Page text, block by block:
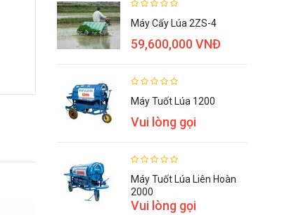
Máy Cấy Lúa 2ZS-4
59,600,000 VNĐ
Máy Tuốt Lúa 1200
Vui lòng gọi
Máy Tuốt Lúa Liên Hoàn
2000
Vui lòng gọi